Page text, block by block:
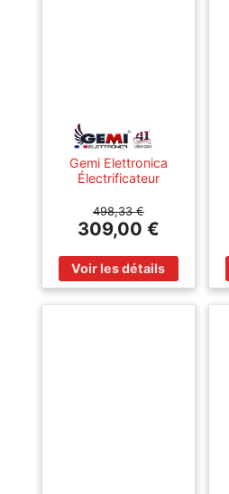
Gemi Elettronica
Électrificateur
km b/12 12v 220v
avec panneau solaire
pour chevaux bovins
élevage gemi
498,33 €
309,00 €